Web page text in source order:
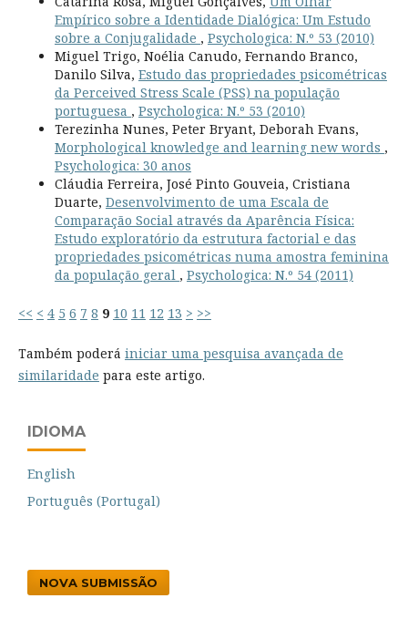
Empírico sobre a Identidade Dialógica: Um Estudo
sobre a Conjugalidade , Psychologica: N.º 53 (2010)
Miguel Trigo, Noélia Canudo, Fernando Branco,
Danilo Silva, Estudo das propriedades psicométricas
da Perceived Stress Scale (PSS) na população
portuguesa , Psychologica: N.º 53 (2010)
Terezinha Nunes, Peter Bryant, Deborah Evans,
Morphological knowledge and learning new words ,
Psychologica: 30 anos
Cláudia Ferreira, José Pinto Gouveia, Cristiana
Duarte, Desenvolvimento de uma Escala de
Comparação Social através da Aparência Física:
Estudo exploratório da estrutura factorial e das
propriedades psicométricas numa amostra feminina
da população geral , Psychologica: N.º 54 (2011)
<< < 4 5 6 7 8 9 10 11 12 13 > >>
Também poderá iniciar uma pesquisa avançada de
similaridade para este artigo.
IDIOMA
English
Português (Portugal)
NOVA SUBMISSÃO